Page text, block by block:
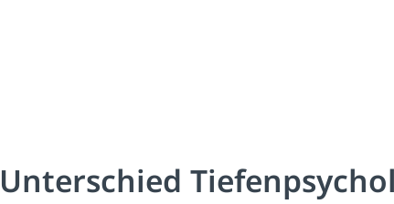
Unterschied